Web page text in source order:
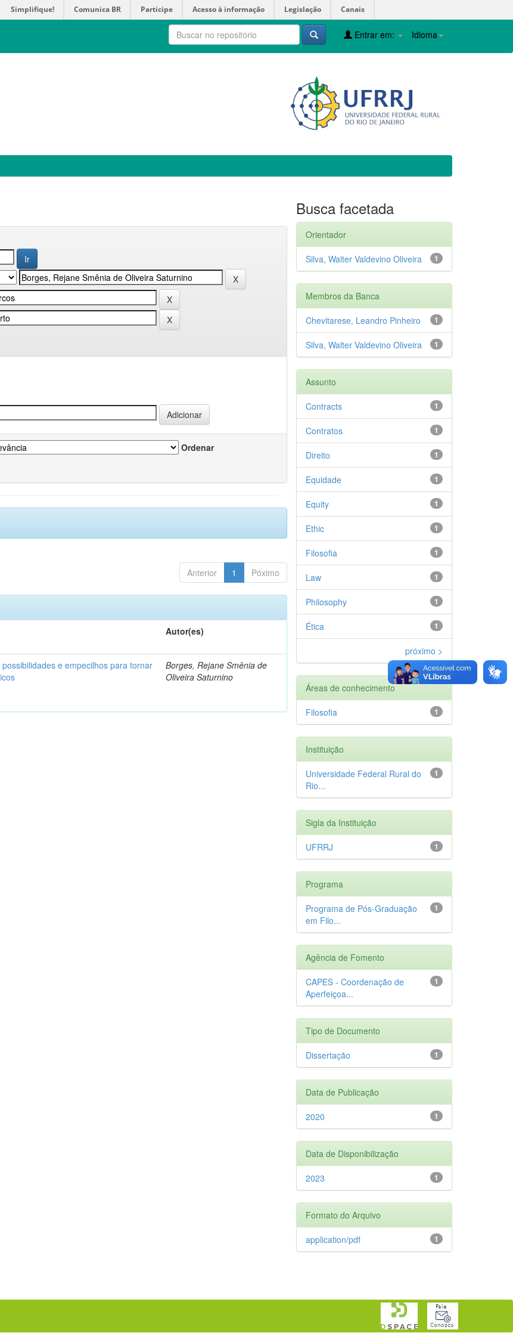
Simplifique! Comunica BR Participe Acesso à informação Legislação Canais
Idioma
Entrar em:
Ordenar
Anterior 1 Póximo
Autor(es)
e empecilhos para tornar
Borges, Rejane Smênia de
Oliveira Saturnino
Busca facetada
Orientador
1
Silva, Walter Valdevino Oliveira
Membros da Banca
1
Chevitarese, Leandro Pinheiro
1
Silva, Walter Valdevino Oliveira
Assunto
1
Contracts
1
Contratos
1
Direito
1
Equidade
1
Equity
1
Ethic
1
Filosofia
1
Law
1
Philosophy
1
Ética
próximo >
Áreas de conhecimento
1
Filosofia
Instituição
1
Universidade Federal Rural do
Rio...
Sigla da Instituição
1
UFRRJ
Programa
1
Programa de Pós-Graduação
em Filo...
Agência de Fomento
1
CAPES - Coordenação de
Aperfeiçoa...
Tipo de Documento
1
Dissertação
Data de Publicação
1
2020
Data de Disponibilização
1
2023
Formato do Arquivo
1
application/pdf